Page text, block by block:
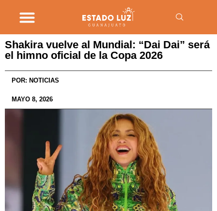
Shakira vuelve al Mundial: “Dai Dai” será
el himno oficial de la Copa 2026
POR: NOTICIAS
MAYO 8, 2026